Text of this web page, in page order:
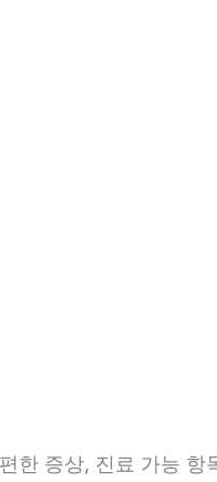
증상, 진료 가능